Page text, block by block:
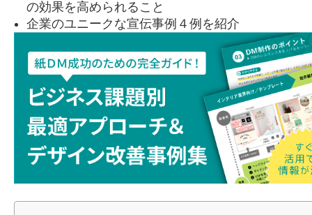
の効果を高められること
企業のユニークな宣伝事例４例を紹介